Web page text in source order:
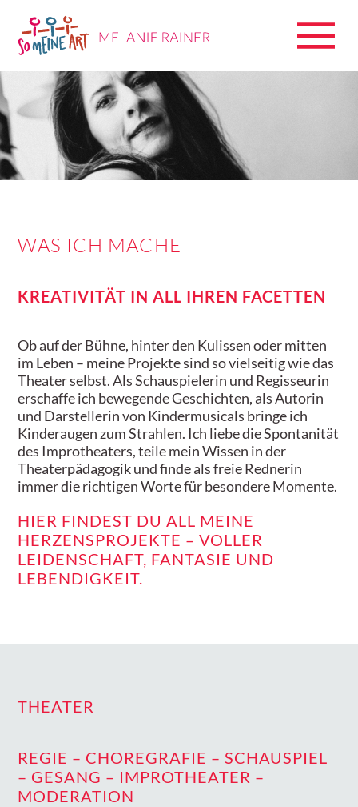
WAS ICH MACHE
KREATIVITÄT IN ALL IHREN FACETTEN
Ob auf der Bühne, hinter den Kulissen oder mitten
im Leben – meine Projekte sind so vielseitig wie das
Theater selbst. Als Schauspielerin und Regisseurin
erschaffe ich bewegende Geschichten, als Autorin
und Darstellerin von Kindermusicals bringe ich
Kinderaugen zum Strahlen. Ich liebe die Spontanität
des Improtheaters, teile mein Wissen in der
Theaterpädagogik und finde als freie Rednerin
immer die richtigen Worte für besondere Momente.
HIER FINDEST DU ALL MEINE
HERZENSPROJEKTE – VOLLER
LEIDENSCHAFT, FANTASIE UND
LEBENDIGKEIT.
THEATER
REGIE – CHOREGRAFIE – SCHAUSPIEL
– GESANG – IMPROTHEATER –
MODERATION